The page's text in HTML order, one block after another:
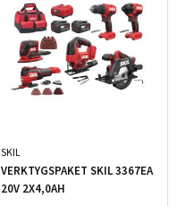
SKIL
VERKTYGSPAKET SKIL 3367EA
20V 2X4,0AH